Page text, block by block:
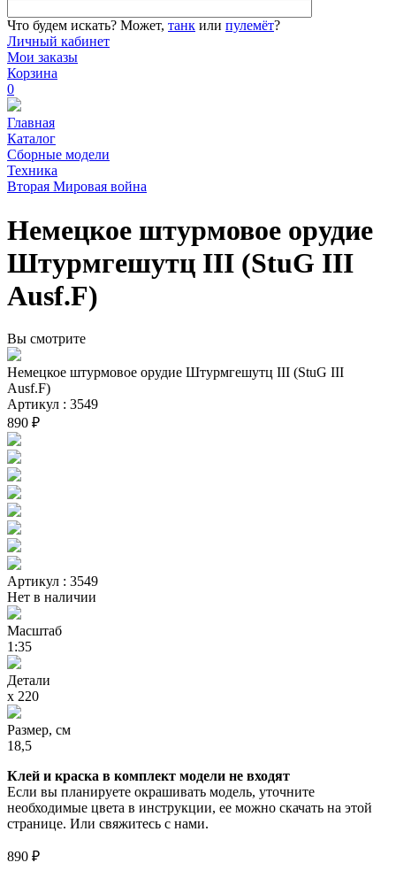
Что будем искать? Может, танк или пулемёт?
Личный кабинет
Мои заказы
Корзина
0
Главная
Каталог
Сборные модели
Техника
Вторая Мировая война
Немецкое штурмовое орудие
Штурмгешутц III (StuG III
Ausf.F)
Вы смотрите
Немецкое штурмовое орудие Штурмгешутц III (StuG III
Ausf.F)
Артикул : 3549
890 ₽
Артикул : 3549
Нет в наличии
Масштаб
1:35
Детали
х 220
Размер, см
18,5
Клей и краска в комплект модели не входят
Если вы планируете окрашивать модель, уточните
необходимые цвета в инструкции, ее можно скачать на этой
странице. Или свяжитесь с нами.
890 ₽